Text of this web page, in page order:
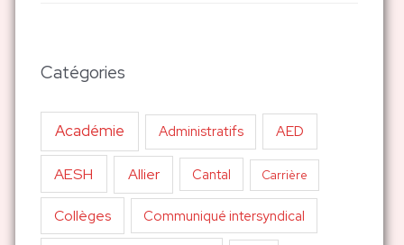
Catégories
Académie Administratifs AED
AESH Allier Cantal Carrière
Collèges Communiqué intersyndical